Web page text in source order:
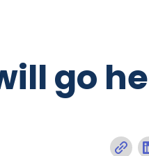
go